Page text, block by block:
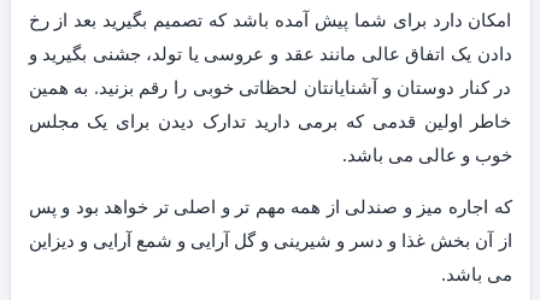
امکان دارد برای شما پیش آمده باشد که تصمیم بگیرید بعد از رخ
دادن یک اتفاق عالی مانند عقد و عروسی یا تولد، جشنی بگیرید و
در کنار دوستان و آشنایانتان لحظاتی خوبی را رقم بزنید. به همین
خاطر اولین قدمی که برمی دارید تدارک دیدن برای یک مجلس
خوب و عالی می باشد.
که اجاره میز و صندلی از همه مهم تر و اصلی تر خواهد بود و پس
از آن بخش غذا و دسر و شیرینی و گل آرایی و شمع آرایی و دیزاین
می باشد.